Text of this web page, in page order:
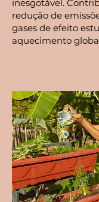
inesgotável.
redução de
gases de efeito
aquecimento